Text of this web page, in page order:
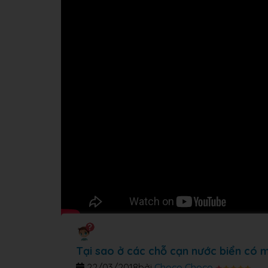
Tại sao ở các chỗ cạn nước biển có